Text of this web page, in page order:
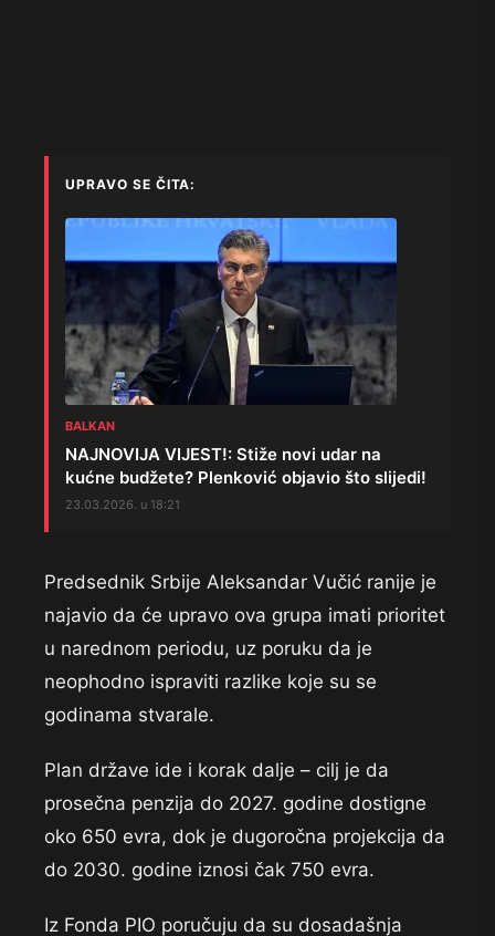
UPRAVO SE ČITA:
BALKAN
NAJNOVIJA VIJEST!: Stiže novi udar na
kućne budžete? Plenković objavio što slijedi!
23.03.2026. u 18:21
Predsednik Srbije Aleksandar Vučić ranije je
najavio da će upravo ova grupa imati prioritet
u narednom periodu, uz poruku da je
neophodno ispraviti razlike koje su se
godinama stvarale.
Plan države ide i korak dalje – cilj je da
prosečna penzija do 2027. godine dostigne
oko 650 evra, dok je dugoročna projekcija da
do 2030. godine iznosi čak 750 evra.
Iz Fonda PIO poručuju da su dosadašnja